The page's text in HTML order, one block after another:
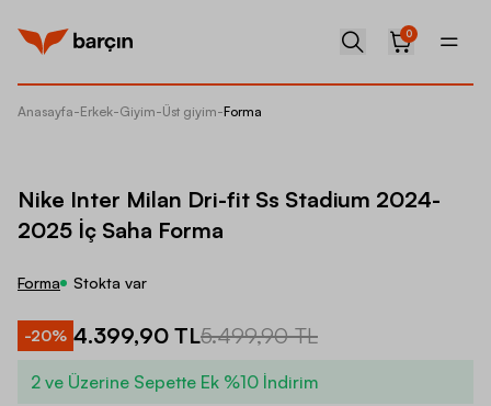
0
Anasayfa-Erkek-Giyim-Üst giyim-Forma
Nike Inter Milan Dri-fit Ss Stadium 2024-
2025 İç Saha Forma
Forma Stokta var
-20% 4.399,90 TL5.499,90 TL
2 ve Üzerine Sepette Ek %10 İndirim